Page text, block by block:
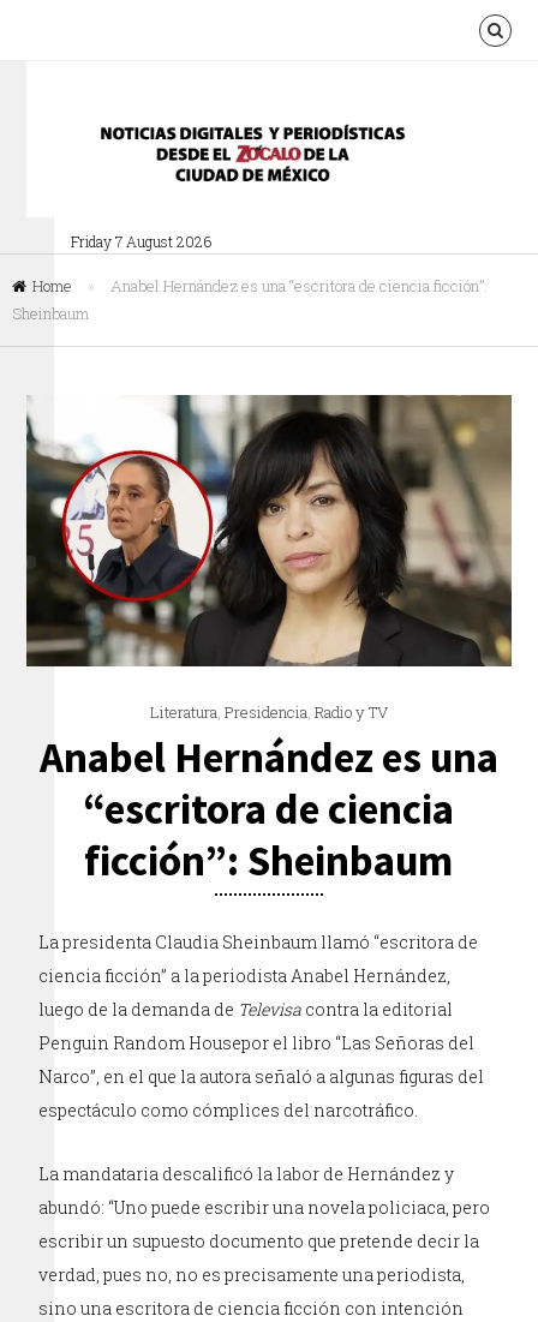
Friday 7 August 2026
Home »
Anabel Hernández es una “escritora de ciencia ficción”:
Sheinbaum
Literatura, Presidencia, Radio y TV
Anabel Hernández es una
“escritora de ciencia
ficción”: Sheinbaum
La presidenta Claudia Sheinbaum llamó “escritora de
ciencia ficción” a la periodista Anabel Hernández,
luego de la demanda de Televisa contra la editorial
Penguin Random Housepor el libro “Las Señoras del
Narco”, en el que la autora señaló a algunas figuras del
espectáculo como cómplices del narcotráfico.
La mandataria descalificó la labor de Hernández y
abundó: “Uno puede escribir una novela policiaca, pero
escribir un supuesto documento que pretende decir la
verdad, pues no, no es precisamente una periodista,
sino una escritora de ciencia ficción con intención